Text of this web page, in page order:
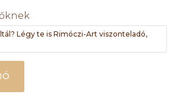
Légy te is Rimóczi-Art viszonteladó,